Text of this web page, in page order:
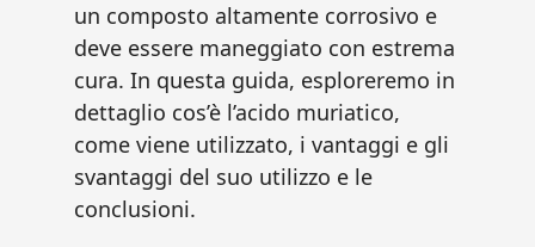
un composto altamente corrosivo e
deve essere maneggiato con estrema
cura. In questa guida, esploreremo in
dettaglio cos’è l’acido muriatico,
come viene utilizzato, i vantaggi e gli
svantaggi del suo utilizzo e le
conclusioni.